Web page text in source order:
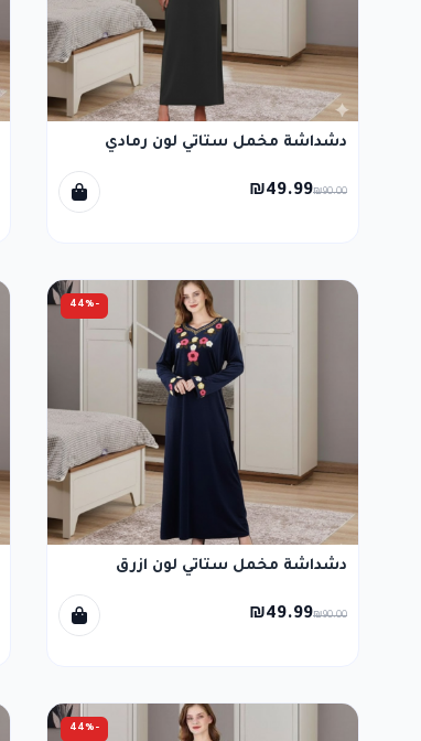
دشداشة مخمل ستاتي لون رمادي
₪49.99₪90.00
-44%
دشداشة مخمل ستاتي لون ازرق
₪49.99₪90.00
-44%